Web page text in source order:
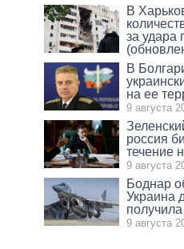
В
за удара
В
на ее
9 августа
россия
течение
9 августа
Боднар
Украина
9 августа